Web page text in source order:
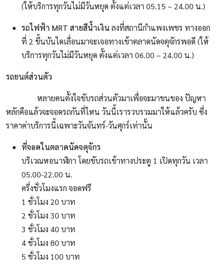
(ให้บริการทุกวันไม่มีวันหยุด ตั้งแต่เวลา 05.15 – 24.00 น.)
รถไฟฟ้า MRT สายสีน้ำเงินลงที่สถานีกำแพงเพชร ทางออก
ที่ 2 ขึ้นบันไดเลื่อนมาจะเจอทางเข้าตลาดนัดจตุจักรพอดี (ให้
บริการทุกวันไม่มีวันหยุด ตั้งแต่เวลา 06.00 – 24.00 น.)
รถยนต์ส่วนตัว
หลายคนตั้งใจขับรถส่วนตัวมาเพื่อจะมาขนของ ปัญหา
หลักคือแล้วจะจอดรถกันที่ไหน วันนี้เรารวบรวมมาให้แล้วครับ ซึ่ง
ราคาค่าบริการนี้เฉพาะวันจันทร์-วันศุกร์เท่านั้น
ที่จอดในตลาดนัดจตุจักร
บริเวณหอนาฬิกา โดยขับรถเข้าทางประตู 1 เปิดทุกวัน เวลา
05.00-22.00 น.
ครึ่งชั่วโมงแรก จอดฟรี
1 ชั่วโมง 20 บาท
2 ชั่วโมง 30 บาท
3 ชั่วโมง 40 บาท
4 ชั่วโมง 80 บาท
5 ชั่วโมง 100 บาท